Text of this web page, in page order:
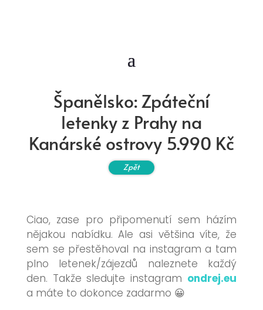
Španělsko: Zpáteční
letenky z Prahy na
Kanárské ostrovy 5.990 Kč
Zpět
Ciao, zase pro připomenutí sem házím
nějakou nabídku. Ale asi většina víte, že
sem se přestěhoval na instagram a tam
plno letenek/zájezdů naleznete každý
den. Takže sledujte instagram ondrej.eu
a máte to dokonce zadarmo 😀